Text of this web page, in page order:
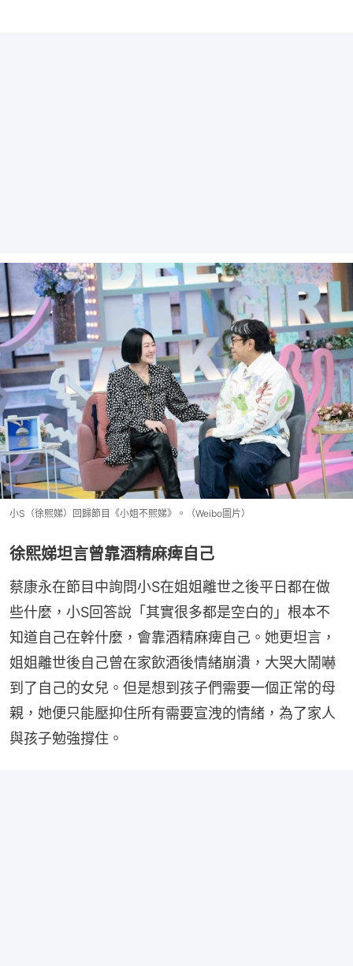
小S（徐熙娣）回歸節目《小姐不熙娣》。（Weibo圖片）
徐熙娣坦言曾靠酒精麻痺自己
蔡康永在節目中詢問小S在姐姐離世之後平日都在做
些什麼，小S回答說「其實很多都是空白的」根本不
知道自己在幹什麼，會靠酒精麻痺自己。她更坦言，
姐姐離世後自己曾在家飲酒後情緒崩潰，大哭大鬧嚇
到了自己的女兒。但是想到孩子們需要一個正常的母
親，她便只能壓抑住所有需要宣洩的情緒，為了家人
與孩子勉強撐住。